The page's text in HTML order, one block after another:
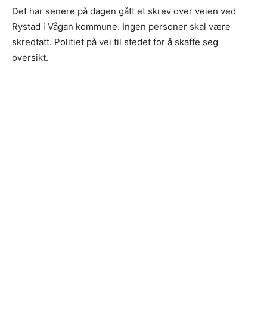
Det har senere på dagen gått et skrev over veien ved
Rystad i Vågan kommune. Ingen personer skal være
skredtatt. Politiet på vei til stedet for å skaffe seg
oversikt.